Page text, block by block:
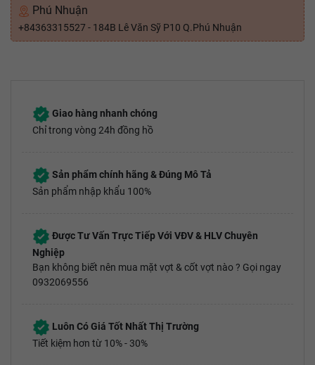
Phú Nhuận
+84363315527 - 184B Lê Văn Sỹ P10 Q.Phú Nhuận
Giao hàng nhanh chóng
Chỉ trong vòng 24h đồng hồ
Sản phẩm chính hãng & Đúng Mô Tả
Sản phẩm nhập khẩu 100%
Được Tư Vấn Trực Tiếp Với VĐV & HLV Chuyên
Nghiệp
Bạn không biết nên mua mặt vợt & cốt vợt nào ? Gọi ngay
0932069556
Luôn Có Giá Tốt Nhất Thị Trường
Tiết kiệm hơn từ 10% - 30%